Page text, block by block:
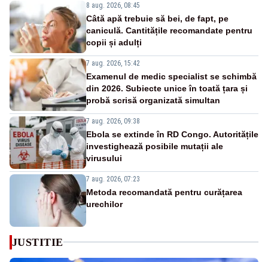
8 aug. 2026, 08:45
Câtă apă trebuie să bei, de fapt, pe
caniculă. Cantitățile recomandate pentru
copii și adulți
7 aug. 2026, 15:42
Examenul de medic specialist se schimbă
din 2026. Subiecte unice în toată țara și
probă scrisă organizată simultan
7 aug. 2026, 09:38
Ebola se extinde în RD Congo. Autoritățile
investighează posibile mutații ale
virusului
7 aug. 2026, 07:23
Metoda recomandată pentru curățarea
urechilor
JUSTITIE